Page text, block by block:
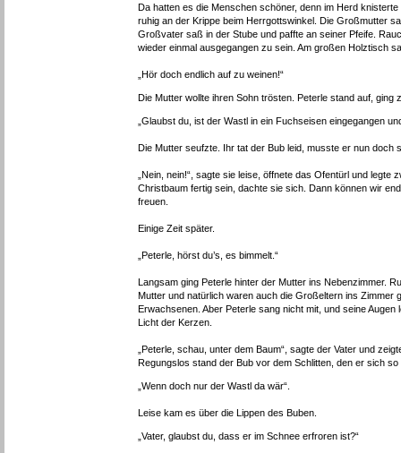
Da hatten es die Menschen schöner, denn im Herd
ruhig an der Krippe beim Herrgottswinkel. Die Großmutter
Großvater saß in der Stube und paffte an seiner Pfeife.
wieder einmal ausgegangen zu sein. Am großen Holztisch
„Hör doch endlich auf zu weinen!“
Die Mutter wollte ihren Sohn trösten. Peterle stand auf,
„Glaubst du, ist der Wastl in ein Fuchseisen eingegangen
Die Mutter seufzte. Ihr tat der Bub leid, musste er nun doch
„Nein, nein!“, sagte sie leise, öffnete das Ofentürl und
Christbaum fertig sein, dachte sie sich. Dann können wir
freuen.
Einige Zeit später.
„Peterle, hörst du’s, es bimmelt.“
Langsam ging Peterle hinter der Mutter ins Nebenzimmer.
Mutter und natürlich waren auch die Großeltern ins Zimmer
Erwachsenen. Aber Peterle sang nicht mit, und seine
Licht der Kerzen.
„Peterle, schau, unter dem Baum“, sagte der Vater und
Regungslos stand der Bub vor dem Schlitten, den er sich
„Wenn doch nur der Wastl da wär“.
Leise kam es über die Lippen des Buben.
„Vater, glaubst du, dass er im Schnee erfroren ist?“